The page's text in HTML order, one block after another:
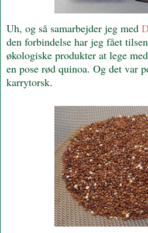
Uh, og så samarbejder jeg med
den forbindelse har jeg fået
økologiske produkter at lege
en pose rød quinoa. Og det var
karrytorsk.